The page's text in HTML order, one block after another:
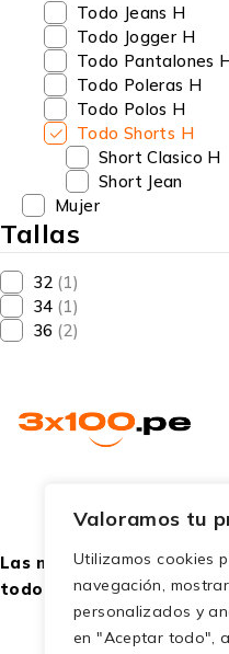
Valoramos tu
Utilizamos cookies
navegación,
personalizados y
en "Aceptar todo",
Todo Jeans H
Todo Jogger H
Todo Pantalones
Todo Poleras H
Todo Polos H
Todo Shorts H
Short Clasico H
Short Jean
Mujer
Tallas
32 (1)
34 (1)
36 (2)
Las mejores ofertas para
todo público.